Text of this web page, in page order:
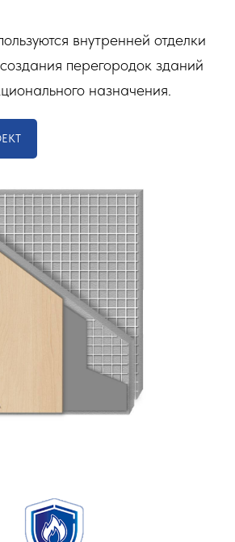
внутренней отделки
перегородок зданий
назначения.